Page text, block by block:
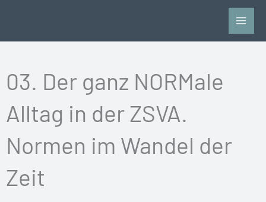
03. Der ganz NORMale
Alltag in der ZSVA.
Normen im Wandel der
Zeit